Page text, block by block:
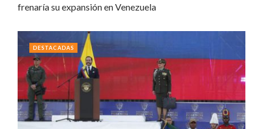
frenaría su expansión en Venezuela
DESTACADAS